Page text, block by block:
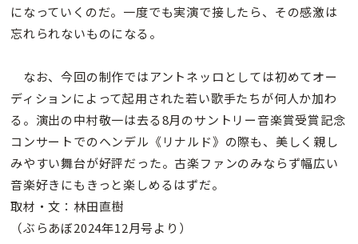
になっていくのだ。一度でも実演で接したら、その感激は
忘れられないものになる。
なお、今回の制作ではアントネッロとしては初めてオー
ディションによって起用された若い歌手たちが何人か加わ
る。演出の中村敬一は去る8月のサントリー音楽賞受賞記念
コンサートでのヘンデル《リナルド》の際も、美しく親し
みやすい舞台が好評だった。古楽ファンのみならず幅広い
音楽好きにもきっと楽しめるはずだ。
取材・文：林田直樹
（ぶらあぼ2024年12月号より）